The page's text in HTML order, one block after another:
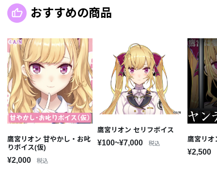
おすすめの商品
鷹宮リオン 甘やかし・お叱
りボイス(仮)
¥2,000 税込
鷹宮リオン セリフボイス
¥100~¥7,000 税込
鷹宮リオ
¥2,500